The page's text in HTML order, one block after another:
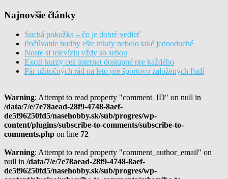
Najnovšie články
Suchá pokožka – čo je dobré vedieť
Počúvanie hudby ešte nikdy nebolo také jednoduché
Noste si televíziu vždy so sebou
Excel kurzy cez internet dostupné pre každého
Pár užitočných rád na leto pre športovo založených ľudí
Warning: Attempt to read property "comment_ID" on null in
/data/7/e/7e78aead-28f9-4748-8aef-
de5f96250fd5/nasehobby.sk/sub/progres/wp-
content/plugins/subscribe-to-comments/subscribe-to-
comments.php on line 72
Warning: Attempt to read property "comment_author_email" on
null in /data/7/e/7e78aead-28f9-4748-8aef-
de5f96250fd5/nasehobby.sk/sub/progres/wp-